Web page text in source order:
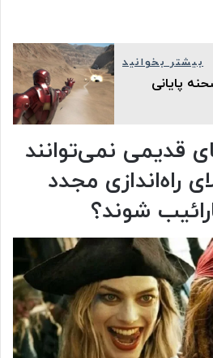
بیشتر بخوانید
پایانی
قدیمی نمی‌توانند
راه‌اندازی مجدد
شوند؟